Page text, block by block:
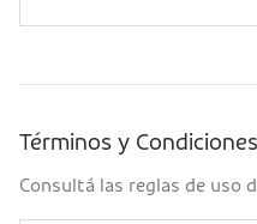
Términos y Condiciones
Consultá las reglas de uso